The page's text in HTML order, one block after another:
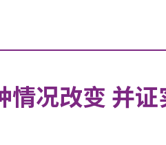
情况改变 并证